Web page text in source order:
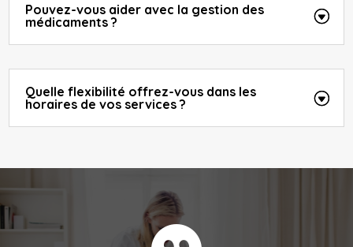
Pouvez-vous aider avec la gestion des
médicaments ?
Quelle flexibilité offrez-vous dans les
horaires de vos services ?